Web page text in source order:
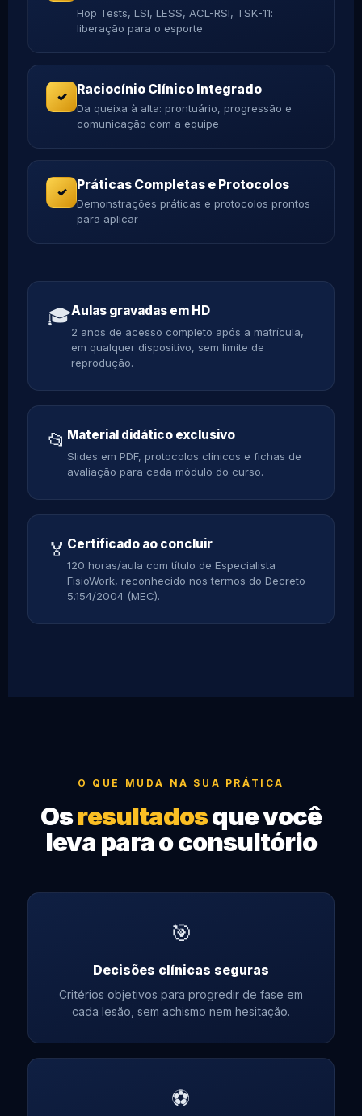
Hop Tests, LSI, LESS, ACL-RSI, TSK-11:
liberação para o esporte
✓ Raciocínio Clínico Integrado
Da queixa à alta: prontuário, progressão e
comunicação com a equipe
✓ Práticas Completas e Protocolos
Demonstrações práticas e protocolos prontos
para aplicar
🎓Aulas gravadas em HD
2 anos de acesso completo após a matrícula,
em qualquer dispositivo, sem limite de
reprodução.
📂 Material didático exclusivo
Slides em PDF, protocolos clínicos e fichas de
avaliação para cada módulo do curso.
🏅 Certificado ao concluir
120 horas/aula com título de Especialista
FisioWork, reconhecido nos termos do Decreto
5.154/2004 (MEC).
O QUE MUDA NA SUA PRÁTICA
Osresultadosque você
leva para o consultório
🎯
Decisões clínicas seguras
Critérios objetivos para progredir de fase em
cada lesão, sem achismo nem hesitação.
⚽